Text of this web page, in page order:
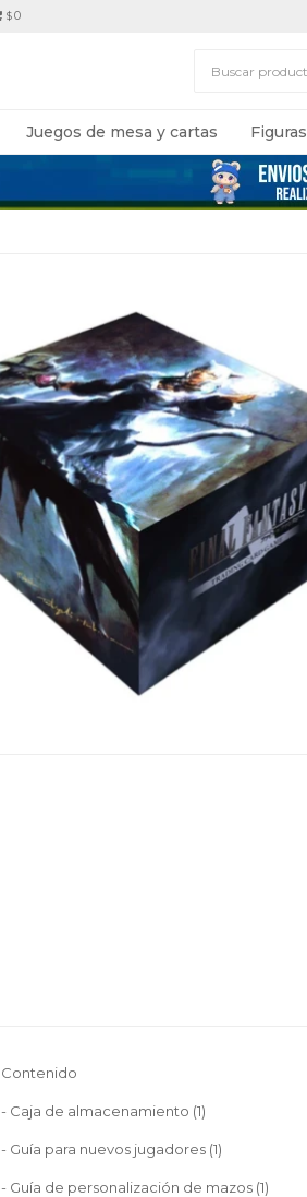
Juegos de mesa y cartas Figuras
$0
Contenido
- Caja de almacenamiento (1)
- Guía para nuevos jugadores (1)
- Guía de personalización de mazos (1)